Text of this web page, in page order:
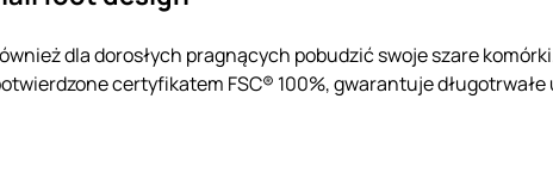
dla dorosłych pragnących pobudzić swoje szare
certyfikatem FSC® 100%, gwarantuje